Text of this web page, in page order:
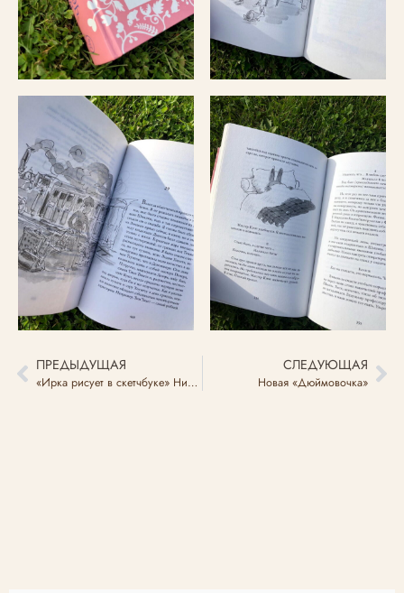
ПРЕДЫДУЩАЯ
«Ирка рисует в скетчбуке» Нина Дашевская
СЛЕДУЮЩАЯ
Новая «Дюймовочка»